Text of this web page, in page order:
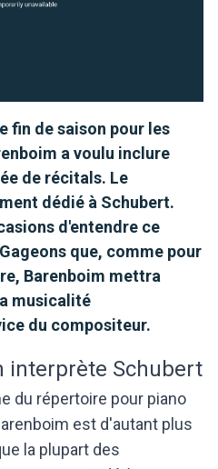
fin de saison pour les
a voulu inclure
de récitals. Le
dédié à Schubert.
d'entendre ce
que, comme pour
Barenboim mettra
musicalité
du compositeur.
interprète Schubert
du répertoire pour piano
est d'autant plus
la plupart des